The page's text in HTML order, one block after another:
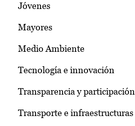
Jóvenes
Mayores
Medio Ambiente
Tecnología e innovación
Transparencia y participación
Transporte e infraestructuras